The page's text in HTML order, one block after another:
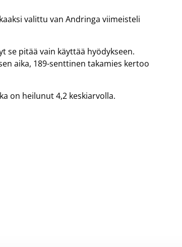
valittu van Andringa viimeisteli
se pitää vain käyttää hyödykseen.
aika, 189-senttinen takamies kertoo
on heilunut 4,2 keskiarvolla.